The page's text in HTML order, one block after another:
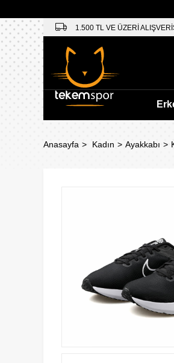
1.500 TL VE ÜZERİ
Anasayfa Kadın Ayakkabı